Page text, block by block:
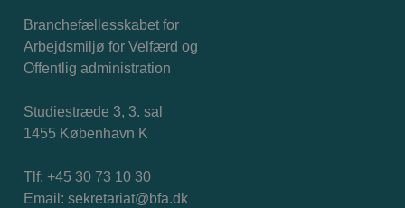
Branchefællesskabet for
Arbejdsmiljø for Velfærd og
Offentlig administration
Studiestræde 3, 3. sal
1455 København K
Tlf: +45 30 73 10 30
Email: sekretariat@bfa.dk